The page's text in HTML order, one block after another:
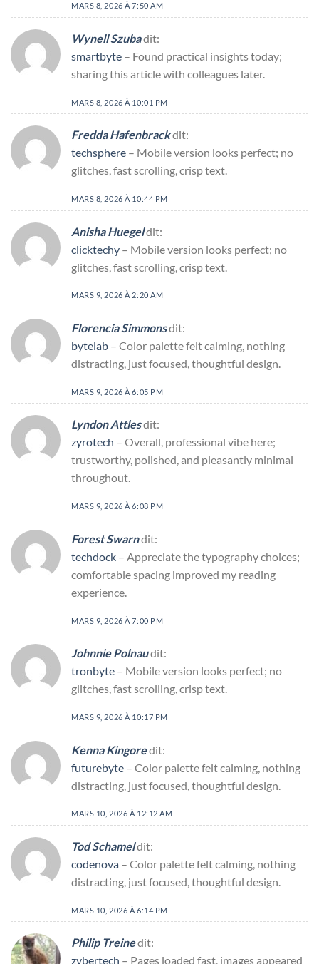
MARS 8, 2026 À 7:50 AM
Wynell Szubadit:
smartbyte – Found practical insights today;
sharing this article with colleagues later.
MARS 8, 2026 À 10:01 PM
Fredda Hafenbrackdit:
techsphere – Mobile version looks perfect; no
glitches, fast scrolling, crisp text.
MARS 8, 2026 À 10:44 PM
Anisha Huegeldit:
clicktechy – Mobile version looks perfect; no
glitches, fast scrolling, crisp text.
MARS 9, 2026 À 2:20 AM
Florencia Simmonsdit:
bytelab – Color palette felt calming, nothing
distracting, just focused, thoughtful design.
MARS 9, 2026 À 6:05 PM
Lyndon Attlesdit:
zyrotech – Overall, professional vibe here;
trustworthy, polished, and pleasantly minimal
throughout.
MARS 9, 2026 À 6:08 PM
Forest Swarndit:
techdock – Appreciate the typography choices;
comfortable spacing improved my reading
experience.
MARS 9, 2026 À 7:00 PM
Johnnie Polnaudit:
tronbyte – Mobile version looks perfect; no
glitches, fast scrolling, crisp text.
MARS 9, 2026 À 10:17 PM
Kenna Kingoredit:
futurebyte – Color palette felt calming, nothing
distracting, just focused, thoughtful design.
MARS 10, 2026 À 12:12 AM
Tod Schameldit:
codenova – Color palette felt calming, nothing
distracting, just focused, thoughtful design.
MARS 10, 2026 À 6:14 PM
Philip Treinedit:
zybertech – Pages loaded fast, images appeared